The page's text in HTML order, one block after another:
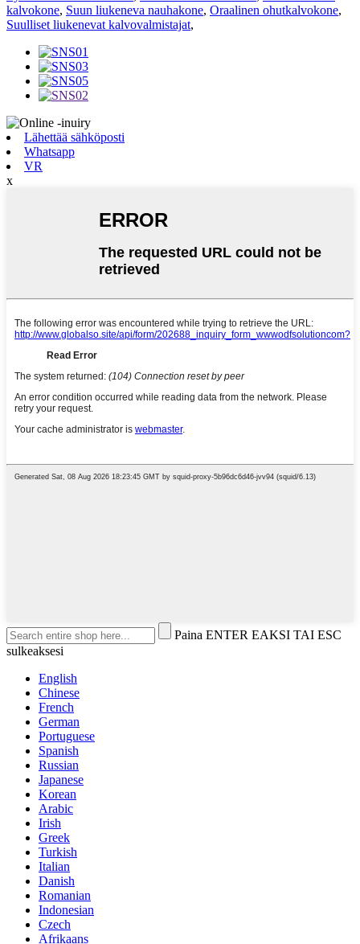
kalvokone, Suun liukeneva nauhakone, Oraalinen ohutkalvokone,
Suulliset liukenevat kalvovalmistajat,
Lähettää sähköposti
Whatsapp
VR
x
Paina ENTER EAKSI TAI ESC
sulkeaksesi
English
Chinese
French
German
Portuguese
Spanish
Russian
Japanese
Korean
Arabic
Irish
Greek
Turkish
Italian
Danish
Romanian
Indonesian
Czech
Afrikaans